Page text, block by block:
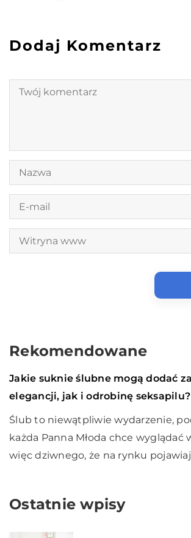
Dodaj Komentarz
Rekomendowane
28
Życie i styl
Jakie suknie ślubne mogą dodać
elegancji, jak i odrobinę seksapilu?
Ślub to niewątpliwie wydarzenie,
każda Panna Młoda chce wyglądać
więc dziwnego, że na rynku
Ostatnie wpisy